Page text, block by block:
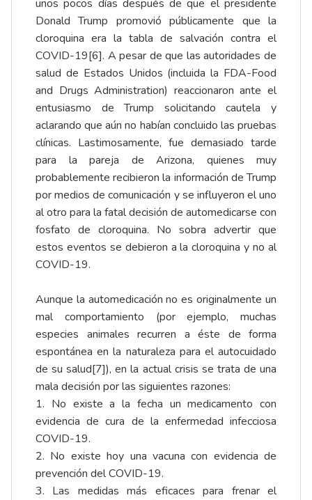
unos pocos días después de que el presidente
Donald Trump promovió públicamente que la
cloroquina era la tabla de salvación contra el
COVID-19[6]. A pesar de que las autoridades de
salud de Estados Unidos (incluida la FDA-Food
and Drugs Administration) reaccionaron ante el
entusiasmo de Trump solicitando cautela y
aclarando que aún no habían concluido las pruebas
clínicas. Lastimosamente, fue demasiado tarde
para la pareja de Arizona, quienes muy
probablemente recibieron la información de Trump
por medios de comunicación y se influyeron el uno
al otro para la fatal decisión de automedicarse con
fosfato de cloroquina. No sobra advertir que
estos eventos se debieron a la cloroquina y no al
COVID-19.
Aunque la automedicación no es originalmente un
mal comportamiento (por ejemplo, muchas
especies animales recurren a éste de forma
espontánea en la naturaleza para el autocuidado
de su salud[7]), en la actual crisis se trata de una
mala decisión por las siguientes razones:
1. No existe a la fecha un medicamento con
evidencia de cura de la enfermedad infecciosa
COVID-19.
2. No existe hoy una vacuna con evidencia de
prevención del COVID-19.
3. Las medidas más eficaces para frenar el